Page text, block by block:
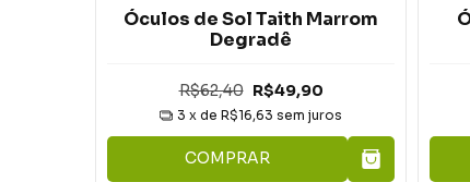
Óculos de Sol Taith Marrom
Degradê
R$62,40 R$49,90
3 x de R$16,63 sem juros
COMPRAR